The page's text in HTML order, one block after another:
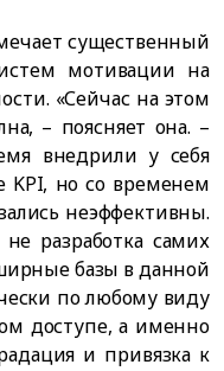
существенный
мотивации на
«Сейчас на этом
– поясняет она. –
внедрили у себя
KPI, но со временем
неэффективны.
разработка самих
базы в данной
по любому виду
доступе, а именно
и привязка к